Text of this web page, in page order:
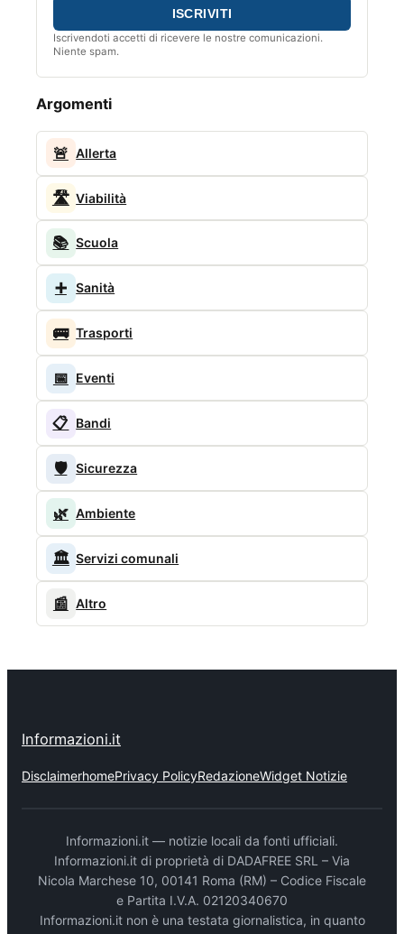
Iscrivendoti accetti di ricevere le nostre comunicazioni.
Niente spam.
Argomenti
🚨 Allerta
🛣️ Viabilità
📚 Scuola
➕ Sanità
🚌 Trasporti
📅 Eventi
📋 Bandi
🛡️ Sicurezza
🌿 Ambiente
🏛️ Servizi comunali
📰 Altro
Informazioni.it
DisclaimerhomePrivacy PolicyRedazioneWidget Notizie
Informazioni.it — notizie locali da fonti ufficiali.
Informazioni.it di proprietà di DADAFREE SRL – Via
Nicola Marchese 10, 00141 Roma (RM) – Codice Fiscale
e Partita I.V.A. 02120340670
Informazioni.it non è una testata giornalistica, in quanto